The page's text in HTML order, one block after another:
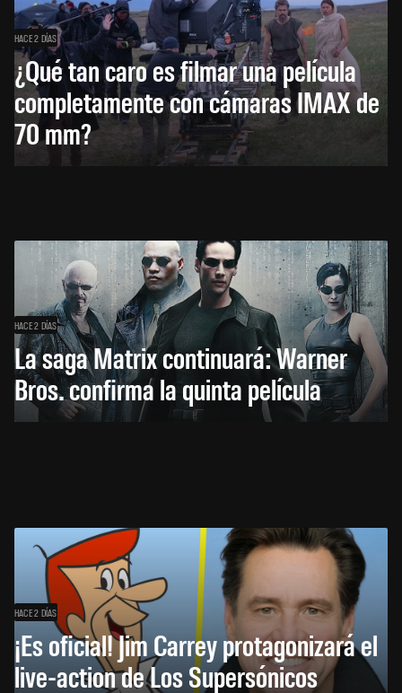
HACE 2 DÍAS
¿Qué tan caro es filmar una película
completamente con cámaras IMAX de
70 mm?
HACE 2 DÍAS
La saga Matrix continuará: Warner
Bros. confirma la quinta película
HACE 2 DÍAS
¡Es oficial! Jim Carrey protagonizará el
live-action de Los Supersónicos